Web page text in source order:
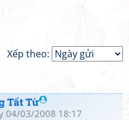
Xếp theo:
Tất Từ
04/03/2008 18:17